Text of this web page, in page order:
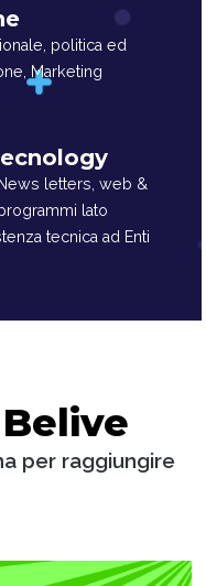
politica ed
Marketing
letters, web &
lato
tecnica ad Enti
per raggiungire